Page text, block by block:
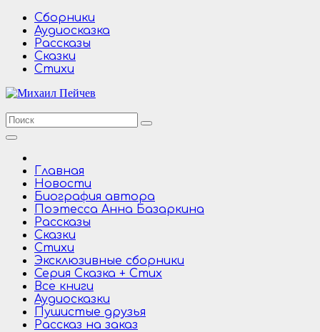
Перейти
содержимому
Сборники
Аудиосказка
Рассказы
Сказки
Стихи
Главная
Новости
Биография автора
Поэтесса Анна Базаркина
Рассказы
Сказки
Стихи
Эксклюзивные сборники
Серия Сказка + Стих
Все книги
Аудиосказки
Пушистые друзья
Рассказ на заказ